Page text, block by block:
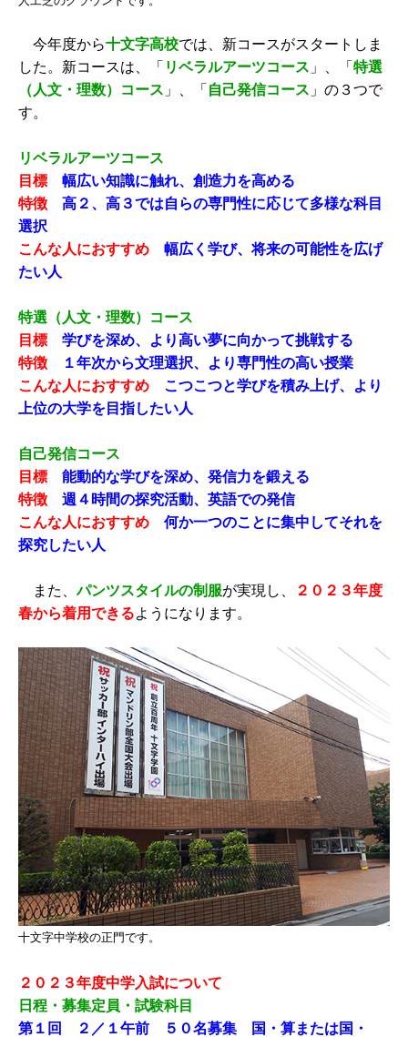
今年度から十文字高校では、新コースがスタートしま
した。新コースは、「 リベラルアーツコース 」、「 特選
（人文・理数）コース 」、「 自己発信コース 」の３つで
す。
リベラルアーツコース
目標
幅広い知識に触れ、創造力を高める
特徴
高２、高３では自らの専門性に応じて多様な科目
選択
こんな人におすすめ
幅広く学び、将来の可能性を広げ
たい人
特選（人文・理数）コース
目標
学びを深め、より高い夢に向かって挑戦する
特徴
１年次から文理選択、より専門性の高い授業
こんな人におすすめ
こつこつと学びを積み上げ、より
上位の大学を目指したい人
自己発信コース
目標
能動的な学びを深め、発信力を鍛える
特徴
週４時間の探究活動、英語での発信
こんな人におすすめ
何か一つのことに集中してそれを
探究したい人
また、パンツスタイルの制服が実現し、
２０２３年度
春から着用できるようになります。
十文字中学校の正門です。
２０２３年度中学入試について
日程・募集定員・試験科目
第１回 ２／１午前 ５０名募集 国・算または国・